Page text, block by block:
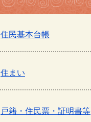
住民基本台帳
住まい
戸籍・住民票・証明書等